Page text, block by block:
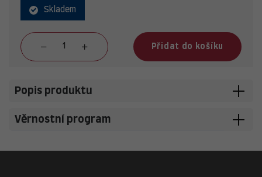
Skladem
Přidat do košíku
Popis produktu
Věrnostní program